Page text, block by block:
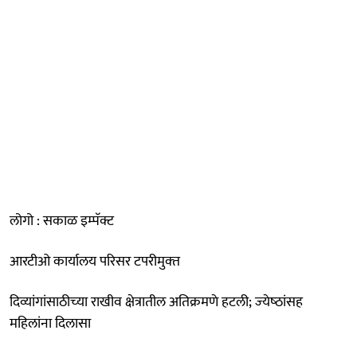
लोगो : सकाळ इम्पॅक्ट
आरटीओ कार्यालय परिसर टपरीमुक्‍त
दिव्‍यांगांसाठीच्‍या राखीव क्षेत्रातील अतिक्रमणे हटली; ज्‍येष्‍ठांसह
महिलांना दिलासा